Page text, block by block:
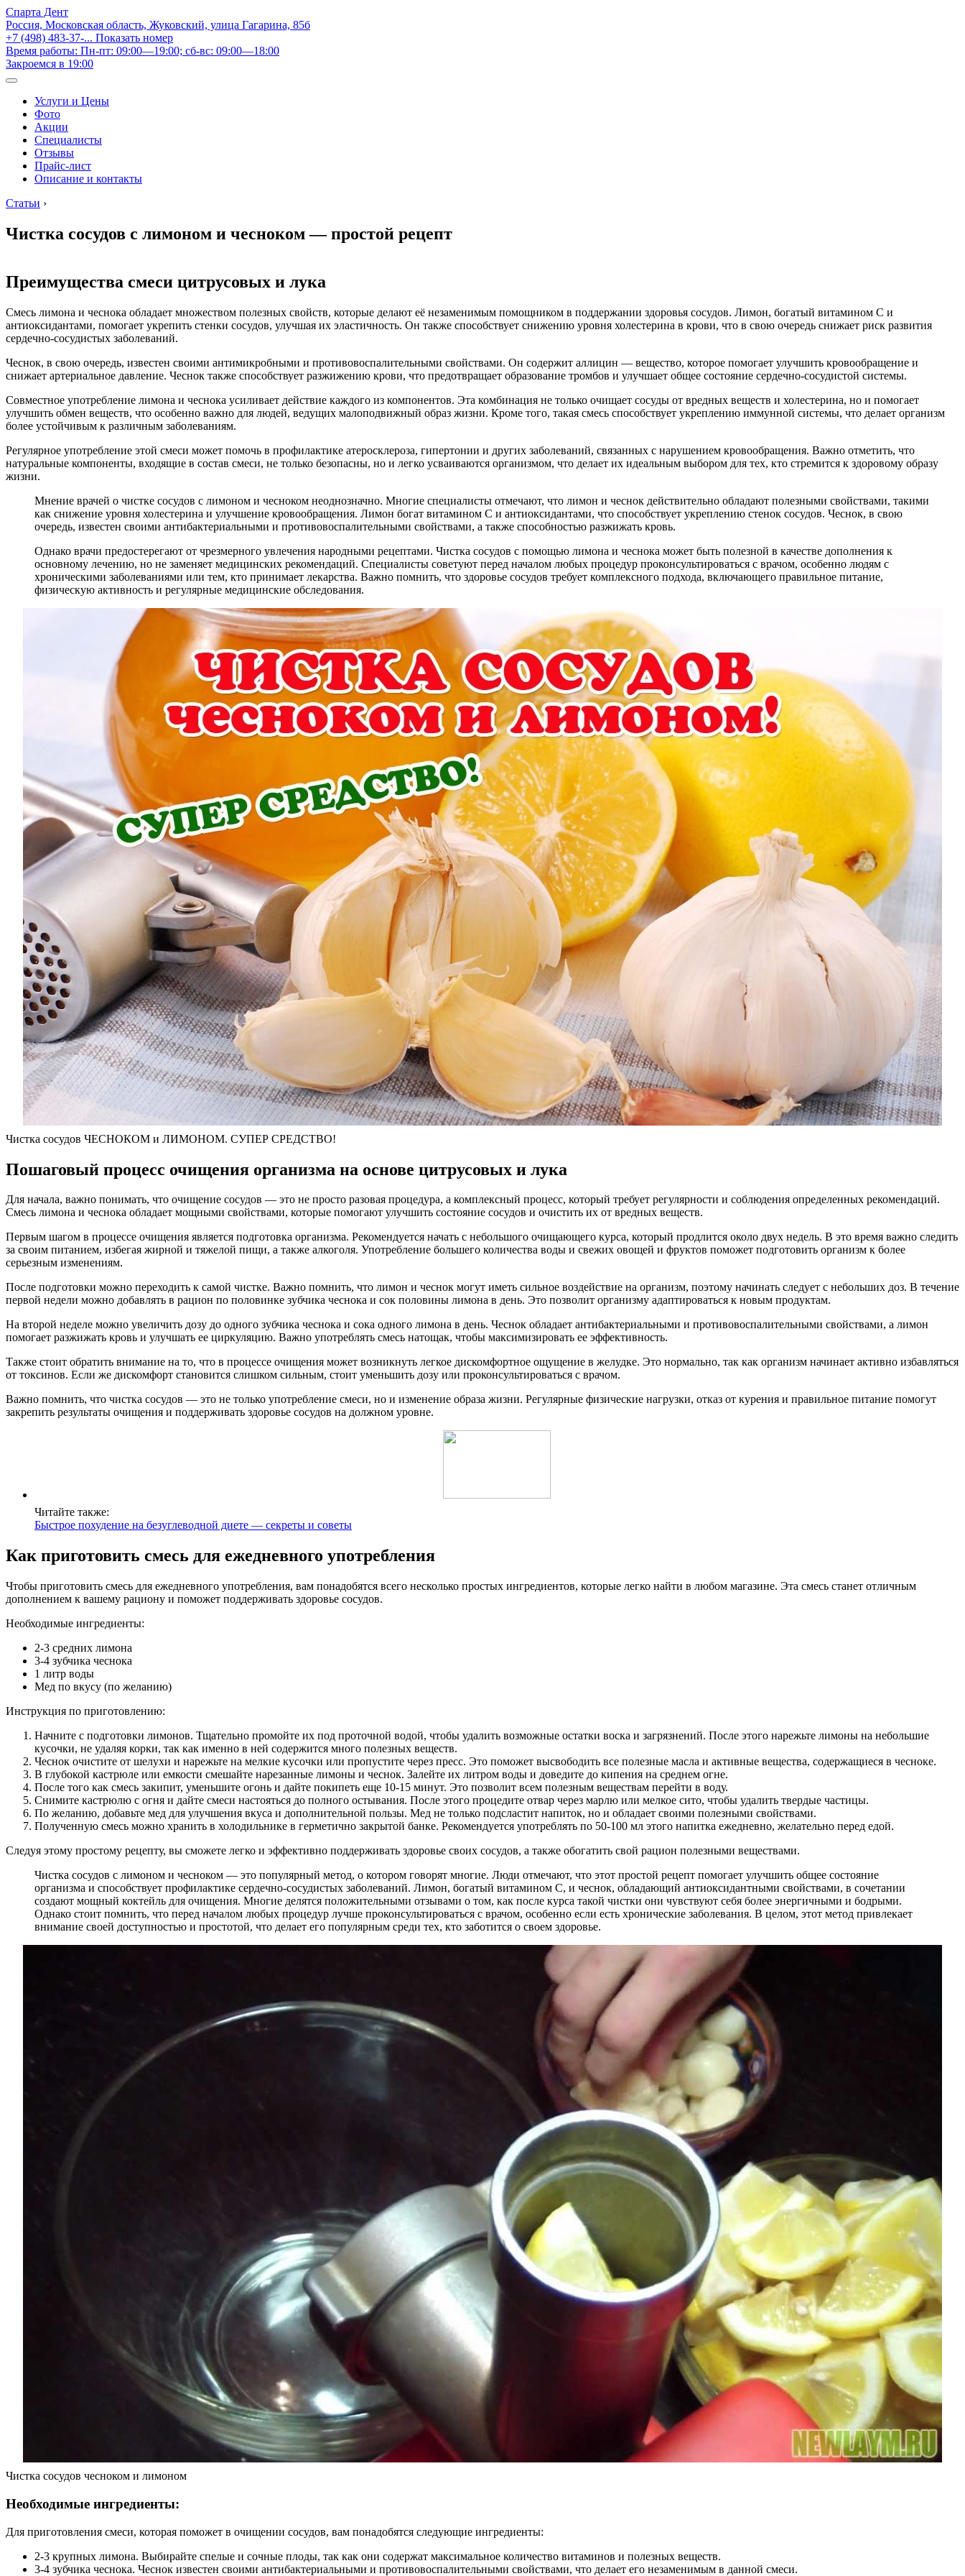
Спарта Дент
Россия, Московская область, Жуковский, улица Гагарина, 85б
+7 (498) 483-37-... Показать номер
Время работы: Пн-пт: 09:00—19:00; сб-вс: 09:00—18:00
Закроемся в 19:00
Услуги и Цены
Фото
Акции
Специалисты
Отзывы
Прайс-лист
Описание и контакты
Статьи ›
Чистка сосудов с лимоном и чесноком — простой рецепт
Преимущества смеси цитрусовых и лука
Смесь лимона и чеснока обладает множеством полезных свойств, которые делают её незаменимым помощником в поддержании здоровья сосудов. Лимон, богатый витамином C и
антиоксидантами, помогает укрепить стенки сосудов, улучшая их эластичность. Он также способствует снижению уровня холестерина в крови, что в свою очередь снижает риск развития
сердечно-сосудистых заболеваний.
Чеснок, в свою очередь, известен своими антимикробными и противовоспалительными свойствами. Он содержит аллицин — вещество, которое помогает улучшить кровообращение и
снижает артериальное давление. Чеснок также способствует разжижению крови, что предотвращает образование тромбов и улучшает общее состояние сердечно-сосудистой системы.
Совместное употребление лимона и чеснока усиливает действие каждого из компонентов. Эта комбинация не только очищает сосуды от вредных веществ и холестерина, но и помогает
улучшить обмен веществ, что особенно важно для людей, ведущих малоподвижный образ жизни. Кроме того, такая смесь способствует укреплению иммунной системы, что делает организм
более устойчивым к различным заболеваниям.
Регулярное употребление этой смеси может помочь в профилактике атеросклероза, гипертонии и других заболеваний, связанных с нарушением кровообращения. Важно отметить, что
натуральные компоненты, входящие в состав смеси, не только безопасны, но и легко усваиваются организмом, что делает их идеальным выбором для тех, кто стремится к здоровому образу
жизни.
Мнение врачей о чистке сосудов с лимоном и чесноком неоднозначно. Многие специалисты отмечают, что лимон и чеснок действительно обладают полезными свойствами, такими
как снижение уровня холестерина и улучшение кровообращения. Лимон богат витамином C и антиоксидантами, что способствует укреплению стенок сосудов. Чеснок, в свою
очередь, известен своими антибактериальными и противовоспалительными свойствами, а также способностью разжижать кровь.
Однако врачи предостерегают от чрезмерного увлечения народными рецептами. Чистка сосудов с помощью лимона и чеснока может быть полезной в качестве дополнения к
основному лечению, но не заменяет медицинских рекомендаций. Специалисты советуют перед началом любых процедур проконсультироваться с врачом, особенно людям с
хроническими заболеваниями или тем, кто принимает лекарства. Важно помнить, что здоровье сосудов требует комплексного подхода, включающего правильное питание,
физическую активность и регулярные медицинские обследования.
Чистка сосудов ЧЕСНОКОМ и ЛИМОНОМ. СУПЕР СРЕДСТВО!
Пошаговый процесс очищения организма на основе цитрусовых и лука
Для начала, важно понимать, что очищение сосудов — это не просто разовая процедура, а комплексный процесс, который требует регулярности и соблюдения определенных рекомендаций.
Смесь лимона и чеснока обладает мощными свойствами, которые помогают улучшить состояние сосудов и очистить их от вредных веществ.
Первым шагом в процессе очищения является подготовка организма. Рекомендуется начать с небольшого очищающего курса, который продлится около двух недель. В это время важно следить
за своим питанием, избегая жирной и тяжелой пищи, а также алкоголя. Употребление большего количества воды и свежих овощей и фруктов поможет подготовить организм к более
серьезным изменениям.
После подготовки можно переходить к самой чистке. Важно помнить, что лимон и чеснок могут иметь сильное воздействие на организм, поэтому начинать следует с небольших доз. В течение
первой недели можно добавлять в рацион по половинке зубчика чеснока и сок половины лимона в день. Это позволит организму адаптироваться к новым продуктам.
На второй неделе можно увеличить дозу до одного зубчика чеснока и сока одного лимона в день. Чеснок обладает антибактериальными и противовоспалительными свойствами, а лимон
помогает разжижать кровь и улучшать ее циркуляцию. Важно употреблять смесь натощак, чтобы максимизировать ее эффективность.
Также стоит обратить внимание на то, что в процессе очищения может возникнуть легкое дискомфортное ощущение в желудке. Это нормально, так как организм начинает активно избавляться
от токсинов. Если же дискомфорт становится слишком сильным, стоит уменьшить дозу или проконсультироваться с врачом.
Важно помнить, что чистка сосудов — это не только употребление смеси, но и изменение образа жизни. Регулярные физические нагрузки, отказ от курения и правильное питание помогут
закрепить результаты очищения и поддерживать здоровье сосудов на должном уровне.
Читайте также:
Быстрое похудение на безуглеводной диете — секреты и советы
Как приготовить смесь для ежедневного употребления
Чтобы приготовить смесь для ежедневного употребления, вам понадобятся всего несколько простых ингредиентов, которые легко найти в любом магазине. Эта смесь станет отличным
дополнением к вашему рациону и поможет поддерживать здоровье сосудов.
Необходимые ингредиенты:
2-3 средних лимона
3-4 зубчика чеснока
1 литр воды
Мед по вкусу (по желанию)
Инструкция по приготовлению:
Начните с подготовки лимонов. Тщательно промойте их под проточной водой, чтобы удалить возможные остатки воска и загрязнений. После этого нарежьте лимоны на небольшие
кусочки, не удаляя корки, так как именно в ней содержится много полезных веществ.
Чеснок очистите от шелухи и нарежьте на мелкие кусочки или пропустите через пресс. Это поможет высвободить все полезные масла и активные вещества, содержащиеся в чесноке.
В глубокой кастрюле или емкости смешайте нарезанные лимоны и чеснок. Залейте их литром воды и доведите до кипения на среднем огне.
После того как смесь закипит, уменьшите огонь и дайте покипеть еще 10-15 минут. Это позволит всем полезным веществам перейти в воду.
Снимите кастрюлю с огня и дайте смеси настояться до полного остывания. После этого процедите отвар через марлю или мелкое сито, чтобы удалить твердые частицы.
По желанию, добавьте мед для улучшения вкуса и дополнительной пользы. Мед не только подсластит напиток, но и обладает своими полезными свойствами.
Полученную смесь можно хранить в холодильнике в герметично закрытой банке. Рекомендуется употреблять по 50-100 мл этого напитка ежедневно, желательно перед едой.
Следуя этому простому рецепту, вы сможете легко и эффективно поддерживать здоровье своих сосудов, а также обогатить свой рацион полезными веществами.
Чистка сосудов с лимоном и чесноком — это популярный метод, о котором говорят многие. Люди отмечают, что этот простой рецепт помогает улучшить общее состояние
организма и способствует профилактике сердечно-сосудистых заболеваний. Лимон, богатый витамином C, и чеснок, обладающий антиоксидантными свойствами, в сочетании
создают мощный коктейль для очищения. Многие делятся положительными отзывами о том, как после курса такой чистки они чувствуют себя более энергичными и бодрыми.
Однако стоит помнить, что перед началом любых процедур лучше проконсультироваться с врачом, особенно если есть хронические заболевания. В целом, этот метод привлекает
внимание своей доступностью и простотой, что делает его популярным среди тех, кто заботится о своем здоровье.
Чистка сосудов чесноком и лимоном
Необходимые ингредиенты:
Для приготовления смеси, которая поможет в очищении сосудов, вам понадобятся следующие ингредиенты:
2-3 крупных лимона. Выбирайте спелые и сочные плоды, так как они содержат максимальное количество витаминов и полезных веществ.
3-4 зубчика чеснока. Чеснок известен своими антибактериальными и противовоспалительными свойствами, что делает его незаменимым в данной смеси.